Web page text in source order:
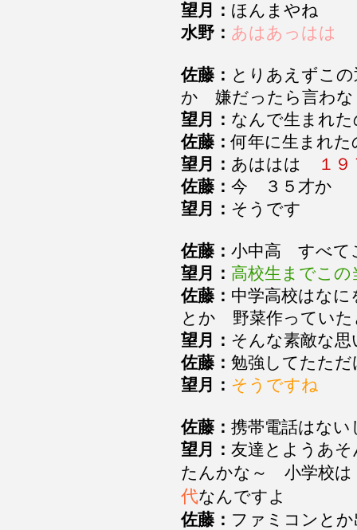
望月： ほんまやね
水野： あはあっはは
佐藤： とりあえずこ
か 嫌だったら言わ
望月： なんで生まれ
佐藤：何年に生まれた
望月： あははは
１
佐藤： 今 ３５才か
望月： そうです
佐藤： 小中高 すべ
望月： 高校生までこの
佐藤： 中学高校はな
とか 野菜作っていた
望月： そんな素敵な
佐藤： 勉強してたた
望月： そうですね
佐藤： 携帯電話はな
望月： 友達とようあ
たんかな～ 小学校
代なんですよ
佐藤： ファミコンと